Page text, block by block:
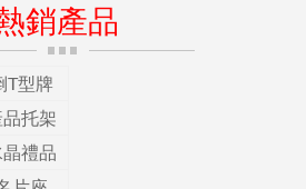
銷產品
T型牌
品托架
晶禮品